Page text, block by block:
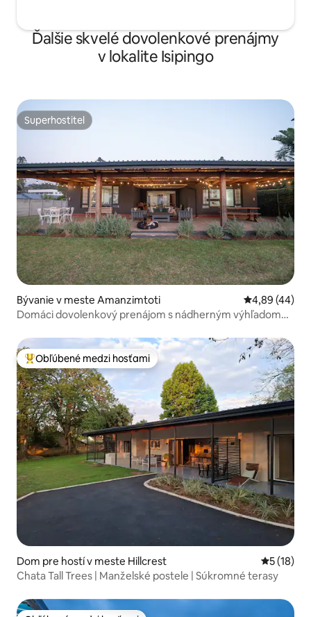
Ďalšie skvelé dovolenkové prenájmy
v lokalite Isipingo
Superhostiteľ
Superhostiteľ
Bývanie v meste Amanzimtoti Priemerné
4,89 (44)
Domáci dovolenkový prenájom s nádherným výhľadom
Najobľúbenejšie medzi hosťami
Obľúbené medzi hosťami
Dom pre hostí v meste Hillcrest
5 (18)
Chata Tall Trees | Manželské postele | Súkromné terasy